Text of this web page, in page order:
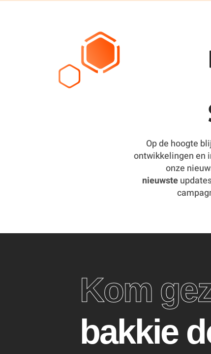
Op de hoogte
ontwikkelingen en
onze
nieuwste
Kom
bakkie